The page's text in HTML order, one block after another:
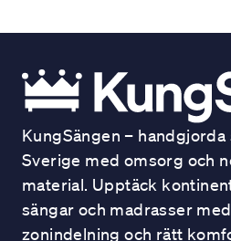
KungSängen –
Sverige med omsorg och
material. Upptäck
sängar och madrasser
zonindelning och rätt